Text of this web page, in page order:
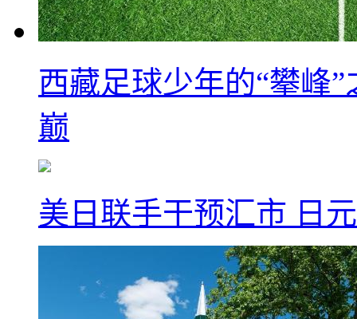
西藏足球少年的“攀峰
巅
美日联手干预汇市 日